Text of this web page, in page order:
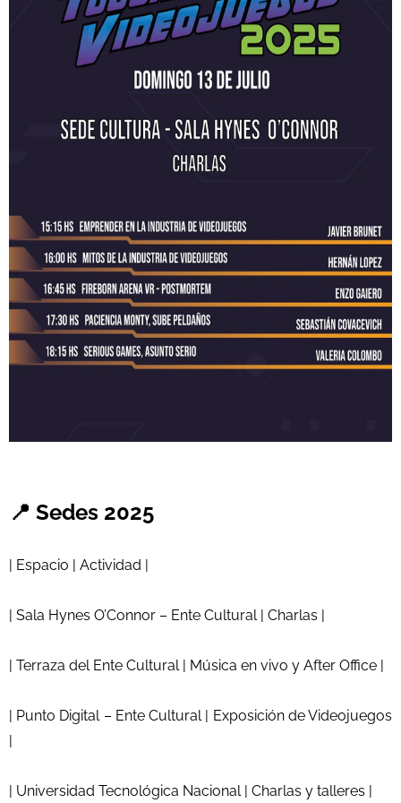
📍 Sedes 2025
| Espacio | Actividad |
| Sala Hynes O’Connor – Ente Cultural | Charlas |
| Terraza del Ente Cultural | Música en vivo y After Office |
| Punto Digital – Ente Cultural | Exposición de Videojuegos
|
| Universidad Tecnológica Nacional | Charlas y talleres |